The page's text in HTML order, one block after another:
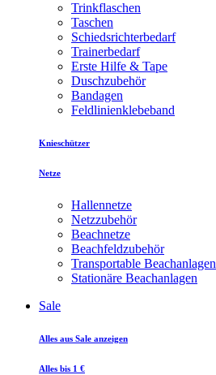
Trinkflaschen
Taschen
Schiedsrichterbedarf
Trainerbedarf
Erste Hilfe & Tape
Duschzubehör
Bandagen
Feldlinienklebeband
Knieschützer
Netze
Hallennetze
Netzzubehör
Beachnetze
Beachfeldzubehör
Transportable Beachanlagen
Stationäre Beachanlagen
Sale
Alles aus Sale anzeigen
Alles bis 1 €